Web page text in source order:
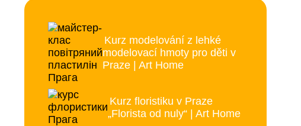
Kurz modelování z lehké
modelovací hmoty pro děti v
Praze | Art Home
Kurz floristiku v Praze
„Florista od nuly“ | Art Home